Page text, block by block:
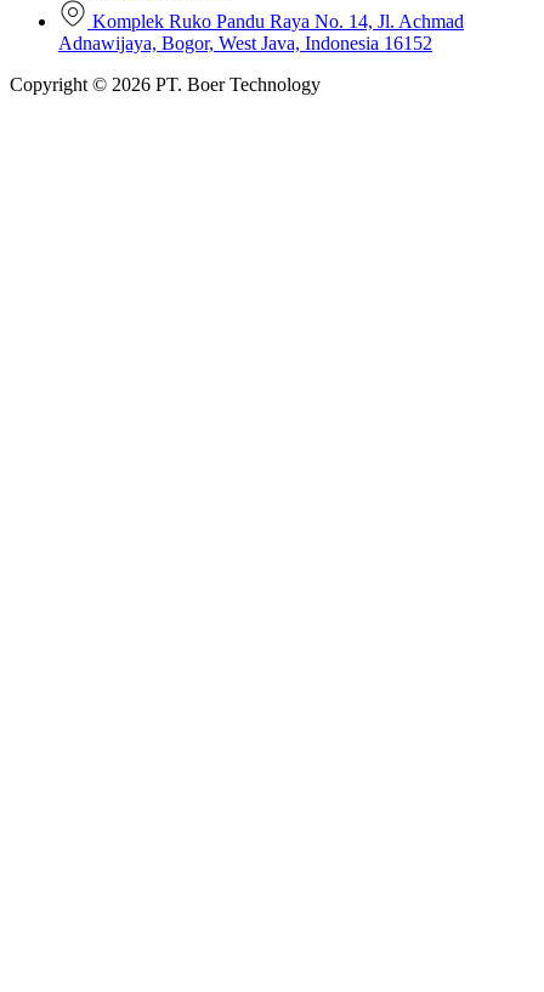
Komplek Ruko Pandu Raya No. 14, Jl. Achmad
Adnawijaya, Bogor, West Java, Indonesia 16152
Copyright © 2026 PT. Boer Technology